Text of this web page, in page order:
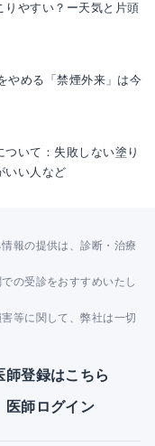
りやすい？ー天気と片頭
やめる「禁煙外来」は今
いて：失敗しない塗り
いい人など
報の提供は、診断・治療
の受診をおすすめいたし
等に関して、弊社は一切
師登録はこちら
医師ログイン